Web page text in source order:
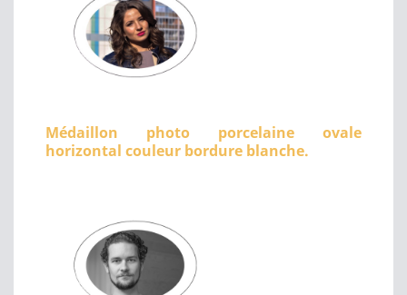
Médaillon photo porcelaine ovale
horizontal couleur bordure blanche.